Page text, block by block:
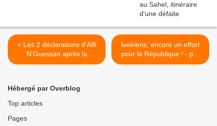
< Les 2 déclarations d'Affi
N'Guessan après la
libération (provisoire) de
Ivoiriens, encore un effort
pour la République ! - par
Bernard Houdin >
Hébergé par Overblog
Top articles
Pages